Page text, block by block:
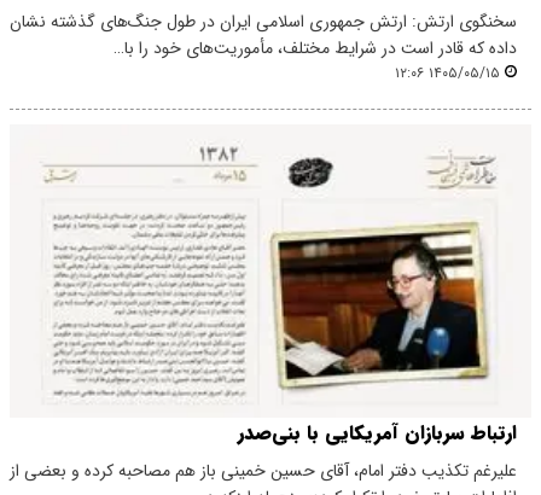
سخنگوی ارتش: ارتش جمهوری اسلامی ایران در طول جنگ‌های گذشته نشان
داده که قادر است در شرایط مختلف، مأموریت‌های خود را با…
۱۴۰۵/۰۵/۱۵ ۱۲:۰۶
ارتباط سربازان آمریکایی با بنی‌صدر
علیرغم تکذیب دفتر امام، آقای حسین خمینی باز هم مصاحبه‌ کرده و بعضی از